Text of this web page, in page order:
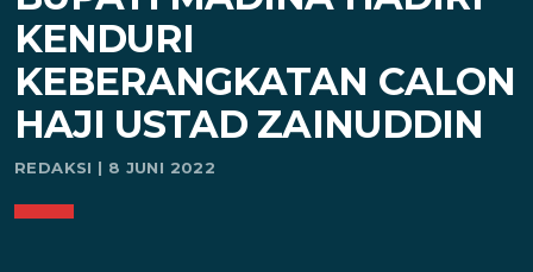
KENDURI
KEBERANGKATAN CALON
HAJI USTAD ZAINUDDIN
REDAKSI | 8 JUNI 2022